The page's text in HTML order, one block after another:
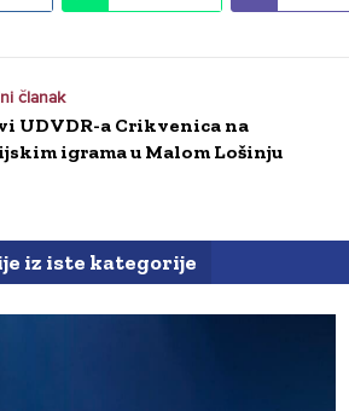
članak
UDVDR-a Crikvenica na
igrama u Malom Lošinju
iz iste kategorije